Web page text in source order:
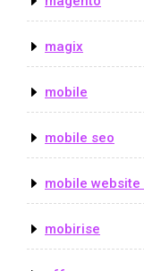
magix
mobile
mobile seo
mobile
mobirise